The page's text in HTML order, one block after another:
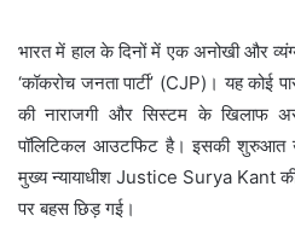
भारत में हाल के दिनों में एक अनोखी और
‘कॉकरोच जनता पार्टी’ (CJP)। यह कोई
की नाराजगी और सिस्टम के खिलाफ
पॉलिटिकल आउटफिट है। इसकी शुरुआत
मुख्य न्यायाधीश Justice Surya Kant
पर बहस छिड़ गई।